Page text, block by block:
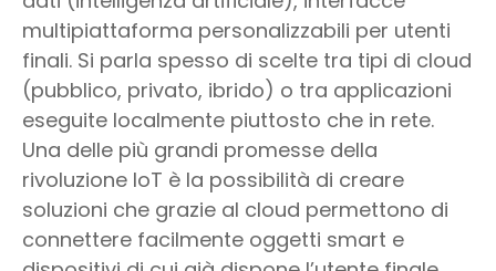
multipiattaforma personalizzabili per utenti
finali. Si parla spesso di scelte tra tipi di cloud
(pubblico, privato, ibrido) o tra applicazioni
eseguite localmente piuttosto che in rete.
Una delle più grandi promesse della
rivoluzione IoT è la possibilità di creare
soluzioni che grazie al cloud permettono di
connettere facilmente oggetti smart e